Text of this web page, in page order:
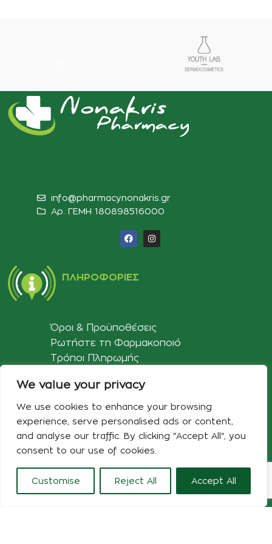
We value your privacy
We use cookies to enhance your browsing
experience, serve personalised ads or content,
and analyse our traffic. By clicking "Accept All", you
consent to our use of cookies.
Customise Reject All Accept All
info@pharmacynonakris.gr
Αρ. ΓΕΜΗ 180898516000‬
ΠΛΗΡΟΦΟΡΊΕΣ
Όροι & Προϋποθέσεις
Ρωτήστε τη Φαρμακοποιό
Τρόποι Πληρωμής
Δωροεπιταγή
ΕΞΥΠΗΡΈΤΗΣΗ ΠΕΛΑΤΏΝ
0